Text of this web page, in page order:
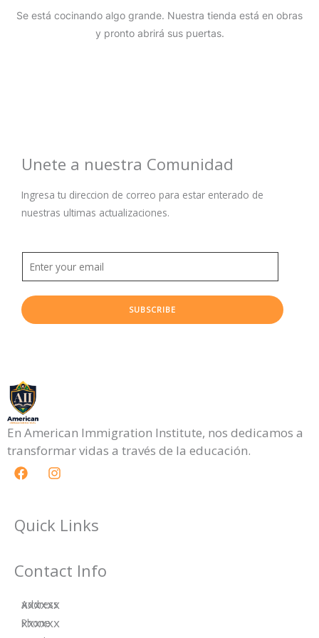
Se está cocinando algo grande. Nuestra tienda está en obras
y pronto abrirá sus puertas.
Unete a nuestra Comunidad
Ingresa tu direccion de correo para estar enterado de
nuestras ultimas actualizaciones.
SUBSCRIBE
En American Immigration Institute, nos dedicamos a
transformar vidas a través de la educación.
F
a
b
o
I
n
a
g
m
Quick Links
Contact Info
Address
xxxxxx
Phone
xxxxxx